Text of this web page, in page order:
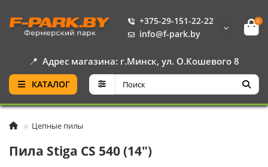
+375-29-151-22-22
info@f-park.by
0
📍 Адрес магазина: г.Минск, ул. О.Кошевого 8
КАТАЛОГ
Цепные пилы
Пила Stiga CS 540 (14")